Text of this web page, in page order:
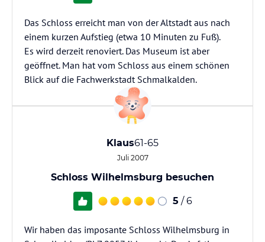
Das Schloss erreicht man von der Altstadt aus nach
einem kurzen Aufstieg (etwa 10 Minuten zu Fuß).
Es wird derzeit renoviert. Das Museum ist aber
geöffnet. Man hat vom Schloss aus einem schönen
Blick auf die Fachwerkstadt Schmalkalden.
Klaus61-65
Juli 2007
Schloss Wilhelmsburg besuchen
5 / 6
Wir haben das imposante Schloss Wilhelmsburg in